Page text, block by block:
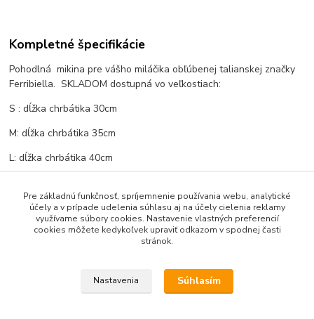
Kompletné špecifikácie
Pohodlná mikina pre vášho miláčika obľúbenej talianskej značky
Ferribiella. SKLADOM dostupná vo veľkostiach:
S : dĺžka chrbátika 30cm
M: dĺžka chrbátika 35cm
L: dĺžka chrbátika 40cm
Tovar zaradený v kategóriách
Pre základnú funkčnosť, spríjemnenie používania webu, analytické
účely a v prípade udelenia súhlasu aj na účely cielenia reklamy
využívame súbory cookies. Nastavenie vlastných preferencií
cookies môžete kedykoľvek upraviť odkazom v spodnej časti
stránok.
Nastavenia Súhlasím